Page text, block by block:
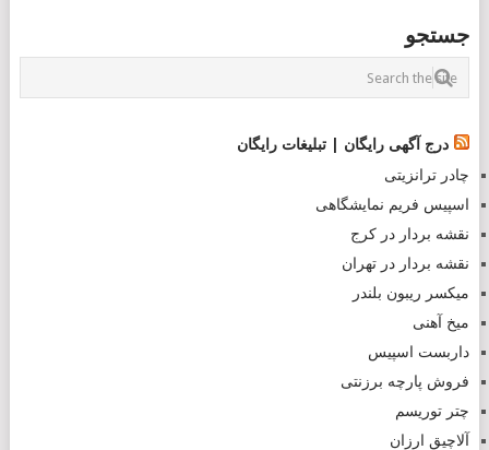
POSTS
NAVIGATION
جستجو
درج آگهی رایگان | تبلیغات رایگان
چادر ترانزیتی
اسپیس فریم نمایشگاهی
نقشه بردار در کرج
نقشه بردار در تهران
میکسر ریبون بلندر
میخ آهنی
داربست اسپیس
فروش پارچه برزنتی
چتر توریسم
آلاچیق ارزان